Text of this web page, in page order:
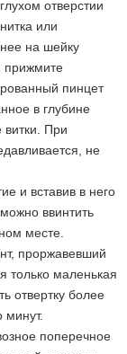
отверстии
или
на шейку
прижмите
пинцет
в глубине
витки. При
не
и вставив в него
ввинтить
месте.
проржавевший
только маленькая
отвертку более
минут.
поперечное